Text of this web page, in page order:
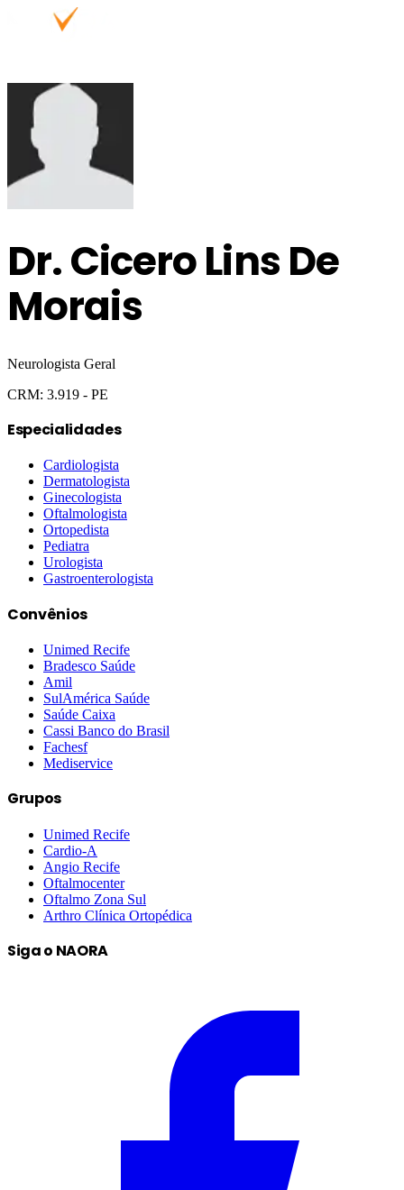
Dr.Cicero Lins De
Morais
Neurologista Geral
CRM: 3.919 - PE
Especialidades
Cardiologista
Dermatologista
Ginecologista
Oftalmologista
Ortopedista
Pediatra
Urologista
Gastroenterologista
Convênios
Unimed Recife
Bradesco Saúde
Amil
SulAmérica Saúde
Saúde Caixa
Cassi Banco do Brasil
Fachesf
Mediservice
Grupos
Unimed Recife
Cardio-A
Angio Recife
Oftalmocenter
Oftalmo Zona Sul
Arthro Clínica Ortopédica
Siga o NAORA